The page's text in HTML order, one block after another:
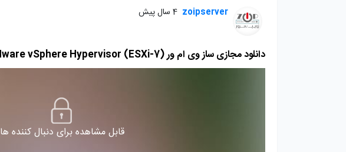
zoipserver 4 سال پیش
دانلود مجازی ساز وی ام ور VMware vSphere Hypervisor (ESXi-7)
قابل مشاهده برای دنبال کننده ها